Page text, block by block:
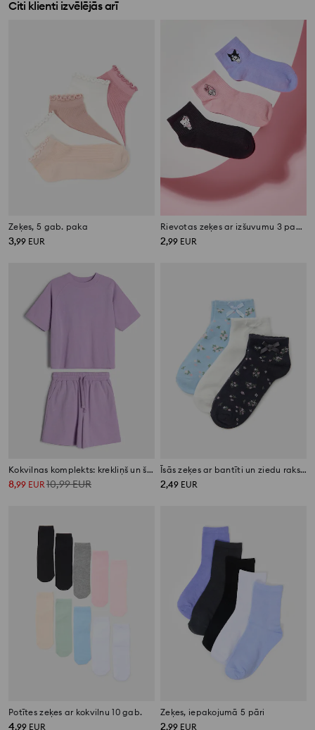
Citi klienti izvēlējās arī
Zeķes, 5 gab. paka
3,99 EUR
Rievotas zeķes ar izšuvumu 3 pack Hello Kitty and Friends
2,99 EUR
Kokvilnas komplekts: krekliņš un šorti
8,99 EUR 10,99EUR
Īsās zeķes ar bantīti un ziedu rakstu, 3 pāri
2,49 EUR
Potītes zeķes ar kokvilnu 10 gab.
4,99 EUR
Zeķes, iepakojumā 5 pāri
2,99 EUR